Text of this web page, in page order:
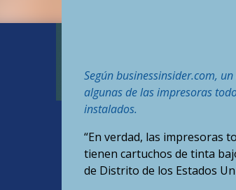
Según businessinsider.com,
algunas de las impresoras
instalados.
“En verdad, las impresoras
tienen cartuchos de tinta
de Distrito de los Estados